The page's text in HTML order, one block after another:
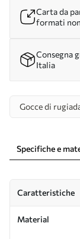
Carta da
formati
Consegna
Italia
Gocce di
Specifiche e
Caratteristiche
Material